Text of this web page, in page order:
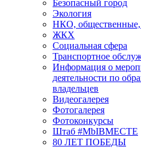
Безопасный город
Экология
НКО, общественные,
ЖКХ
Социальная сфера
Транспортное
Информация о
деятельности по
владельцев
Видеогалерея
Фотогалерея
Фотоконкурсы
Штаб #MbIBMECTE
80 ЛЕТ ПОБЕДЫ